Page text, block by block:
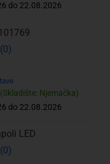
do 22.08.2026
(0)
Njemačka)
do 22.08.2026
LED
(0)